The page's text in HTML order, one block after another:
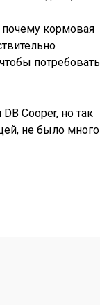
кормовая
потребовать
Cooper, но так
не было много